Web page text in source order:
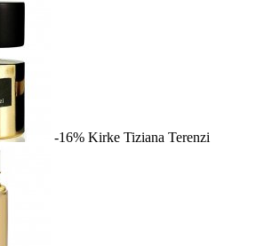
-16% Kirke Tiziana Terenzi